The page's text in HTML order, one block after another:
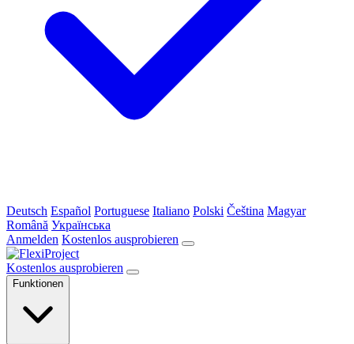
Deutsch Español Portuguese Italiano Polski Čeština Magyar
Română Українська
Anmelden Kostenlos ausprobieren
Kostenlos ausprobieren
Funktionen